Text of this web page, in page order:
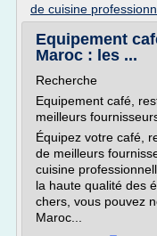
de cuisine
Equipement
Maroc : les ...
Recherche
Equipement café,
meilleurs
Équipez votre café,
de meilleurs
cuisine
la haute qualité des
chers, vous pouvez
Maroc...